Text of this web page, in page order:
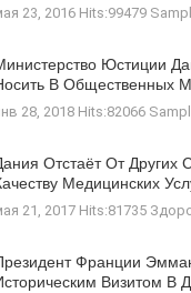
23, 2016 Hits:99479
Юстиции
В Общественных
28, 2018 Hits:82066
Отстаёт От Других
Медицинских
21, 2017 Hits:81735
Франции
Визитом В